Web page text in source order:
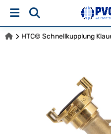
HTC© Schnellkupplung